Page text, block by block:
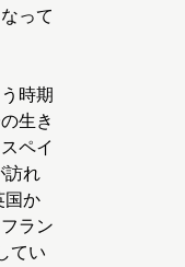
って
時期
生き
ペイ
訪れ
国か
ラン
てい